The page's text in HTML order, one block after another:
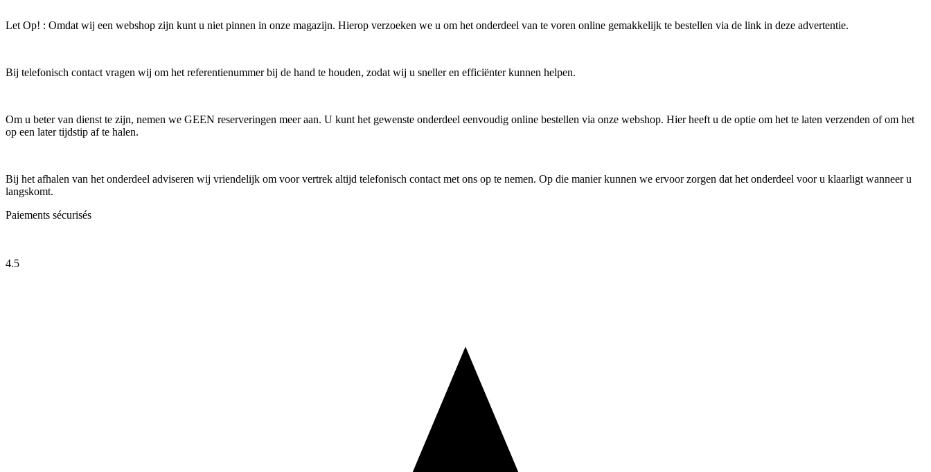
Let Op! : Omdat wij een webshop zijn kunt u niet pinnen in onze magazijn. Hierop verzoeken we u om het onderdeel van te voren online gemakkelijk te bestellen via de link in deze advertentie.
Bij telefonisch contact vragen wij om het referentienummer bij de hand te houden, zodat wij u sneller en efficiënter kunnen helpen.
Om u beter van dienst te zijn, nemen we GEEN reserveringen meer aan. U kunt het gewenste onderdeel eenvoudig online bestellen via onze webshop. Hier heeft u de optie om het te laten verzenden of om het
op een later tijdstip af te halen.
Bij het afhalen van het onderdeel adviseren wij vriendelijk om voor vertrek altijd telefonisch contact met ons op te nemen. Op die manier kunnen we ervoor zorgen dat het onderdeel voor u klaarligt wanneer u
langskomt.
Paiements sécurisés
4.5